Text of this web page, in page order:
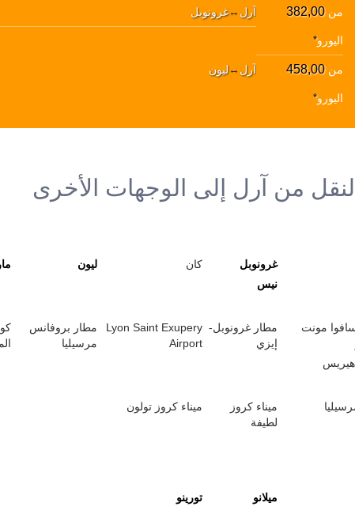
آرل ↔غرونوبل من382,00
اليورو*
آرل ↔ليون من458,00
اليورو*
من آرل إلى الوجهات الأخرى
غرونوبل كان ليون
نيس
مونت
مطار غرونوبل-
إيزي
Lyon Saint Exupery
Airport
مطار بروفانس
مرسيليا
هيريس
ميناء كروز
لطيفة
ميناء كروز تولون
ميلانو
تورينو